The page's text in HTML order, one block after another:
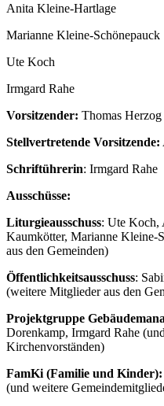
Anita Kleine-Hartlage
Marianne Kleine-Schönepauck
Ute Koch
Irmgard Rahe
Vorsitzender: Thomas Herzog
Stellvertretende Vorsitzende:
Schriftührerin: Irmgard Rahe
Ausschüsse:
Liturgieausschuss: Ute Koch,
Kaumkötter, Marianne Kleine-
aus den Gemeinden)
Öffentlichkeitsausschuss:
(weitere Mitglieder aus den
Projektgruppe
Dorenkamp, Irmgard Rahe
Kirchenvorständen)
FamKi (Familie und Kinder):
(und weitere